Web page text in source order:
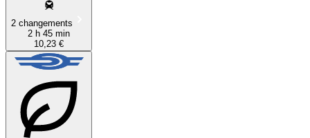
2 changements
2 h 45 min
10,23 €